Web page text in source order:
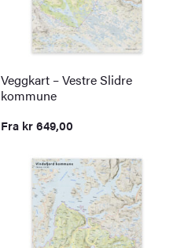
Veggkart – Vestre Slidre
kommune
Fra kr649,00